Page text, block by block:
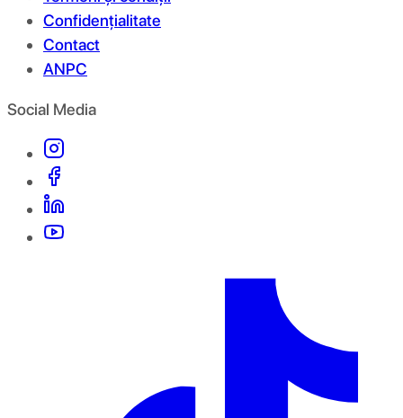
Confidențialitate
Contact
ANPC
Social Media